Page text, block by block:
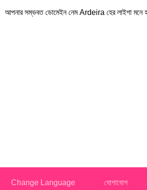
আপনার সম্ভবত ডোমেইন নেম Ardeira হের লাইগা মনে
Change Language যোগাযোগ